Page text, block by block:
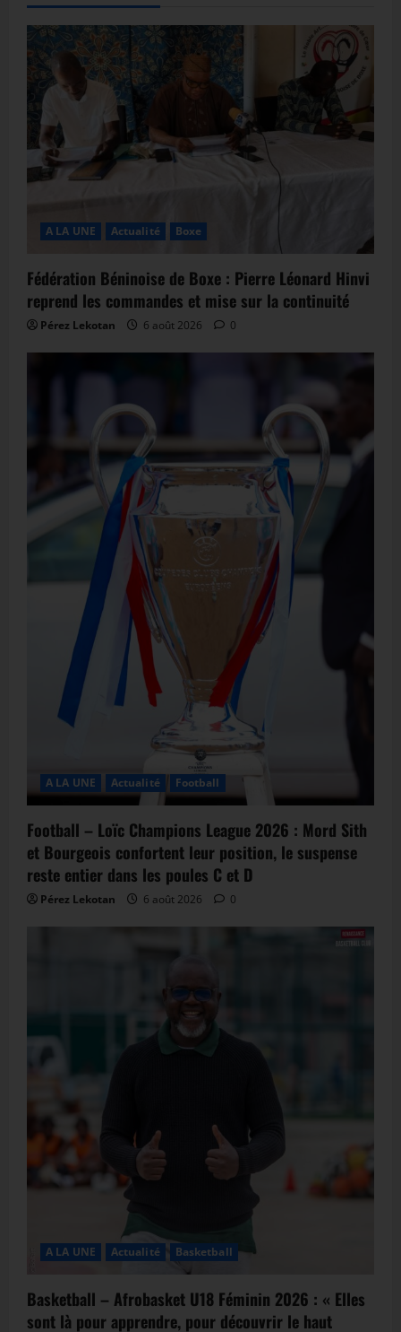
A LA UNE Actualité Boxe
Fédération Béninoise de Boxe : Pierre Léonard Hinvi
reprend les commandes et mise sur la continuité
Pérez Lekotan 6 août 2026 0
A LA UNE Actualité Football
Football – Loïc Champions League 2026 : Mord Sith
et Bourgeois confortent leur position, le suspense
reste entier dans les poules C et D
Pérez Lekotan 6 août 2026 0
A LA UNE Actualité Basketball
Basketball – Afrobasket U18 Féminin 2026 : « Elles
sont là pour apprendre, pour découvrir le haut